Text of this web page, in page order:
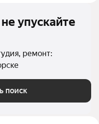
упускайте
ремонт:
поиск